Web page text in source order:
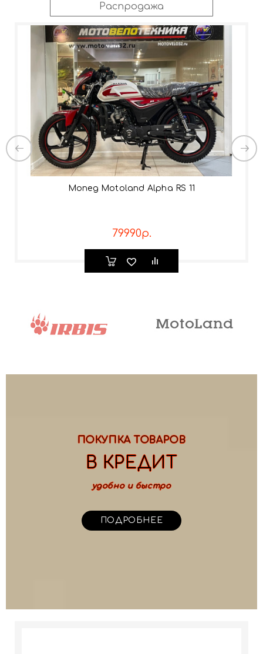
Распродажа
Мопед Motoland Alpha RS 11
79990р.
ПОКУПКА ТОВАРОВ
В КРЕДИТ
удобно и быстро
ПОДРОБНЕЕ